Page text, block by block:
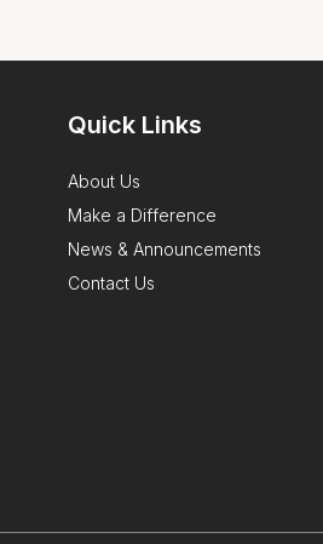
Quick Links
About Us
Make a Difference
News & Announcements
Contact Us